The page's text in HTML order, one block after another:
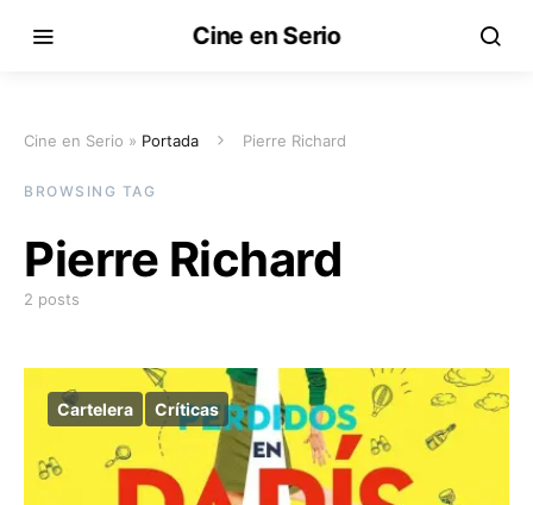
Cine en Serio
Cine en Serio » Portada Pierre Richard
BROWSING TAG
Pierre Richard
2 posts
Cartelera Críticas